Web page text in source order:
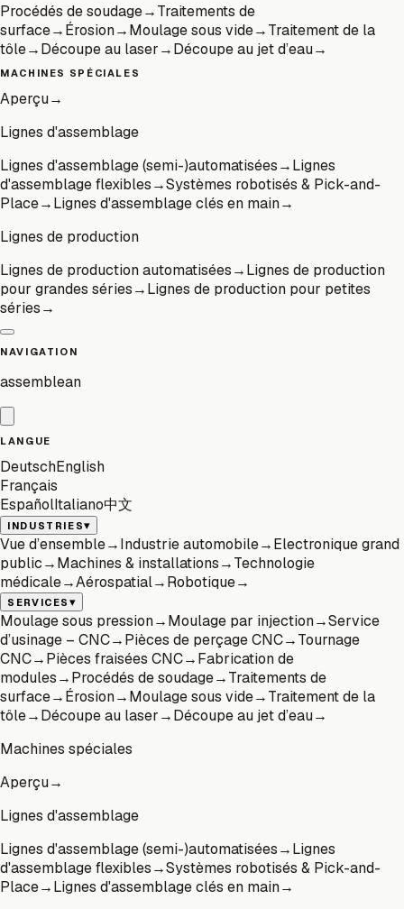
Procédés de soudage→Traitements de
surface→Érosion→Moulage sous vide→Traitement de la
tôle→Découpe au laser→Découpe au jet d’eau→
MACHINES SPÉCIALES
Aperçu→
Lignes d'assemblage
Lignes d'assemblage (semi-)automatisées→Lignes
d'assemblage flexibles→Systèmes robotisés & Pick-and-
Place→Lignes d'assemblage clés en main→
Lignes de production
Lignes de production automatisées→Lignes de production
pour grandes séries→Lignes de production pour petites
séries→
NAVIGATION
assemblean
LANGUE
DeutschEnglish
Français
EspañolItaliano中文
INDUSTRIES▾
Vue d’ensemble→Industrie automobile→Electronique grand
public→Machines & installations→Technologie
médicale→Aérospatial→Robotique→
SERVICES▾
Moulage sous pression→Moulage par injection→Service
d’usinage – CNC→Pièces de perçage CNC→Tournage
CNC→Pièces fraisées CNC→Fabrication de
modules→Procédés de soudage→Traitements de
surface→Érosion→Moulage sous vide→Traitement de la
tôle→Découpe au laser→Découpe au jet d’eau→
Machines spéciales
Aperçu→
Lignes d'assemblage
Lignes d'assemblage (semi-)automatisées→Lignes
d'assemblage flexibles→Systèmes robotisés & Pick-and-
Place→Lignes d'assemblage clés en main→